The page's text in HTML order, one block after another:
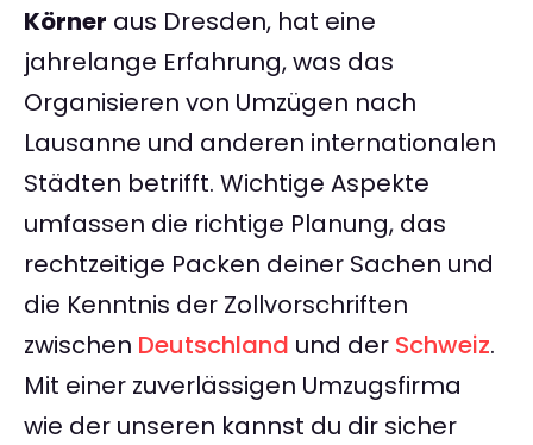
Körner aus Dresden, hat eine
jahrelange Erfahrung, was das
Organisieren von Umzügen nach
Lausanne und anderen internationalen
Städten betrifft. Wichtige Aspekte
umfassen die richtige Planung, das
rechtzeitige Packen deiner Sachen und
die Kenntnis der Zollvorschriften
zwischen Deutschland und der Schweiz.
Mit einer zuverlässigen Umzugsfirma
wie der unseren kannst du dir sicher